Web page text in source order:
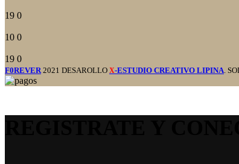
19 0
10 0
19 0
F0REVER 2021 DESAROLLO X-ESTUDIO CREATIVO LIPINA.